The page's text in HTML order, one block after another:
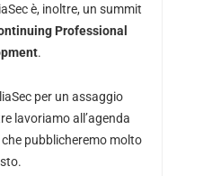
è, inoltre, un summit
Professional
.
per un assaggio
lavoriamo all’agenda
pubblicheremo molto